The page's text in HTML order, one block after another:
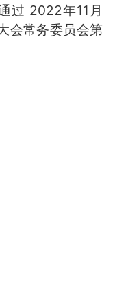
过 2022年11月
会常务委员会第